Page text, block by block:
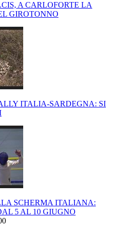
A CARLOFORTE LA
GIROTONNO
ITALIA-SARDEGNA: SI
SCHERMA ITALIANA:
5 AL 10 GIUGNO